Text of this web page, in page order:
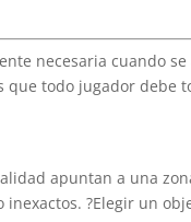
necesaria cuando
todo jugador debe
apuntan a una zona
?Elegir un